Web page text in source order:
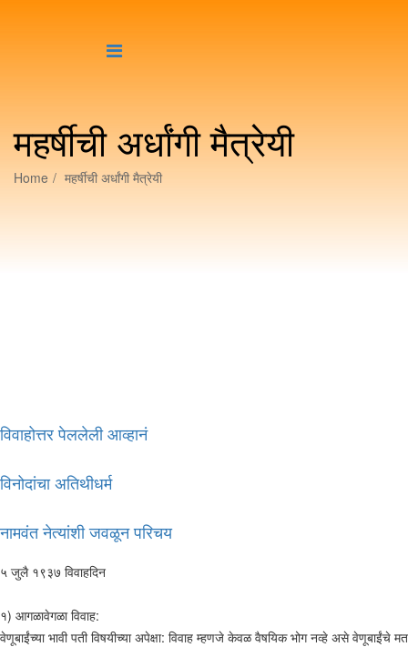
महर्षीची अर्धांगी मैत्रेयी
Home महर्षीची अर्धांगी मैत्रेयी
विवाहोत्तर पेललेली आव्हानं
विनोदांचा अतिथीधर्म
नामवंत नेत्यांशी जवळून परिचय
५ जुलै १९३७ विवाहदिन
१) आगळावेगळा विवाह:
वेणूबाईंच्या भावी पती विषयीच्या अपेक्षा: विवाह म्हणजे केवळ वैषयिक भोग नव्हे असे वेणूबाईंचे मत